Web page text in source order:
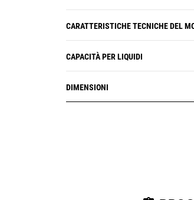
CARATTERISTICHE TECNICHE DEL
CAPACITÀ PER LIQUIDI
DIMENSIONI